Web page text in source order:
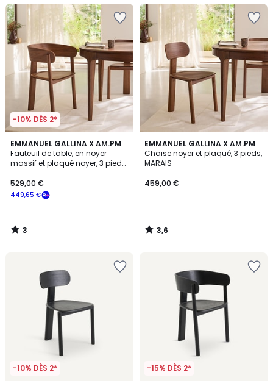
-10% DÈS 2*
EMMANUEL GALLINA X AM.PM
Fauteuil de table, en noyer
massif et plaqué noyer, 3 pieds,
449,65 €
529,00 €
3
/
5
3
/
EMMANUEL GALLINA X AM.PM
Chaise noyer et plaqué, 3 pieds,
MARAIS
459,00 €
3,6
/ 5
3,6
/
-10% DÈS 2* -15% DÈS 2*